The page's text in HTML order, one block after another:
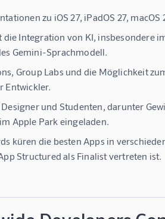
zu iOS 27, iPadOS 27,
die Integration von KI, insbesondere
Gemini-Sprachmodell.
Group Labs und die Möglichkeit
Entwickler.
und Studenten, darunter
Apple Park eingeladen.
küren die besten Apps in
Structured als Finalist vertreten ist.